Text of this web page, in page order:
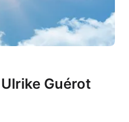
Guérot